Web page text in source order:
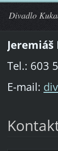
Divadlo
Jeremiáš
Tel.: 603
E-mail: